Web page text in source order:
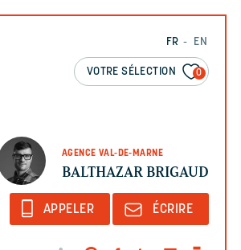
FR EN
VOTRE SÉLECTION 0
AGENCE VAL-DE-MARNE
BALTHAZAR BRIGAUD
APPELER ÉCRIRE